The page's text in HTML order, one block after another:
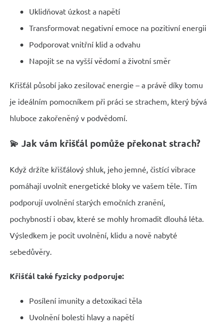
Uklidňovat úzkost a napětí
Transformovat negativní emoce na pozitivní energii
Podporovat vnitřní klid a odvahu
Napojit se na vyšší vědomí a životní směr
Křišťál působí jako zesilovač energie – a právě díky tomu
je ideálním pomocníkem při práci se strachem, který bývá
hluboce zakořeněný v podvědomí.
💫 Jak vám křišťál pomůže překonat strach?
Když držíte křišťálový shluk, jeho jemné, čistící vibrace
pomáhají uvolnit energetické bloky ve vašem těle. Tím
podporují uvolnění starých emočních zranění,
pochybností i obav, které se mohly hromadit dlouhá léta.
Výsledkem je pocit uvolnění, klidu a nově nabyté
sebedůvěry.
Křišťál také fyzicky podporuje:
Posílení imunity a detoxikaci těla
Uvolnění bolesti hlavy a napětí